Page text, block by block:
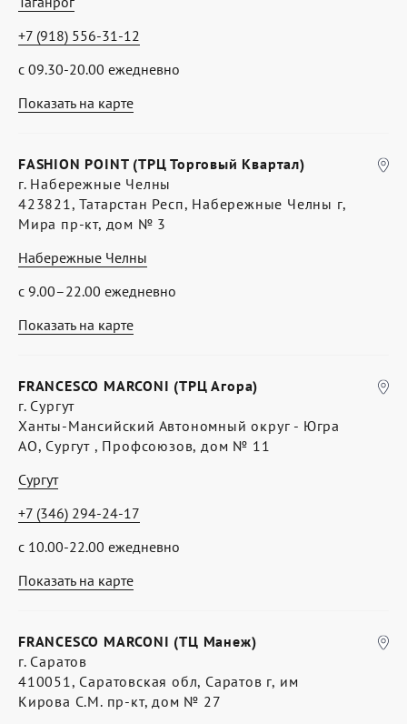
Показать на карте
с 09.30-20.00 ежедневно
+7 (918) 556-31-12
Показать на карте
FASHION POINT (ТРЦ Торговый Квартал)
г. Набережные Челны
423821, Татарстан Респ, Набережные Челны г,
Мира пр-кт, дом № 3
Набережные Челны
с 9.00–22.00 ежедневно
Показать на карте
FRANCESCO MARCONI (ТРЦ Агора)
г. Сургут
Ханты-Мансийский Автономный округ - Югра
АО, Сургут , Профсоюзов, дом № 11
Сургут
с 10.00-22.00 ежедневно
+7 (346) 294-24-17
FRANCESCO MARCONI (ТЦ Манеж)
г. Саратов
410051, Саратовская обл, Саратов г, им
Кирова С.М. пр-кт, дом № 27